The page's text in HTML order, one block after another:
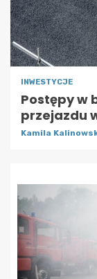
INWESTYCJE
Postępy w
przejazdu
Kamila